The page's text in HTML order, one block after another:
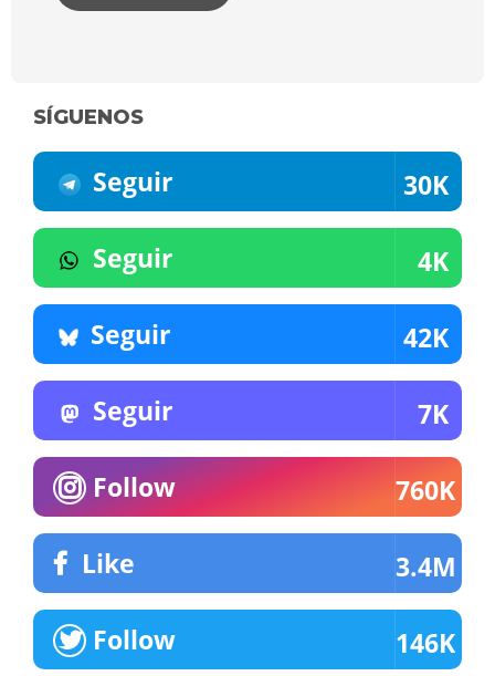
SÍGUENOS
Seguir 30K
Seguir 4K
Seguir 42K
Seguir 7K
Follow 760K
Like 3.4M
Follow 146K